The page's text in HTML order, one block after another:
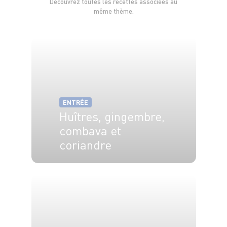
même thème.
ENTRÉE
Huîtres, gingembre,
combava et
coriandre